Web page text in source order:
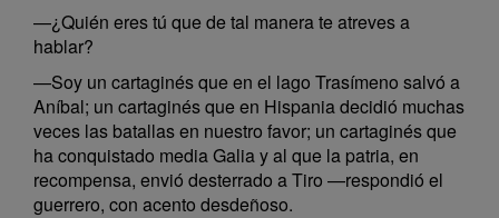
—¿Quién eres tú que de tal manera te atreves a
hablar?
—Soy un cartaginés que en el lago Trasímeno salvó a
Aníbal; un cartaginés que en Hispania decidió muchas
veces las batallas en nuestro favor; un cartaginés que
ha conquistado media Galia y al que la patria, en
recompensa, envió desterrado a Tiro —respondió el
guerrero, con acento desdeñoso.